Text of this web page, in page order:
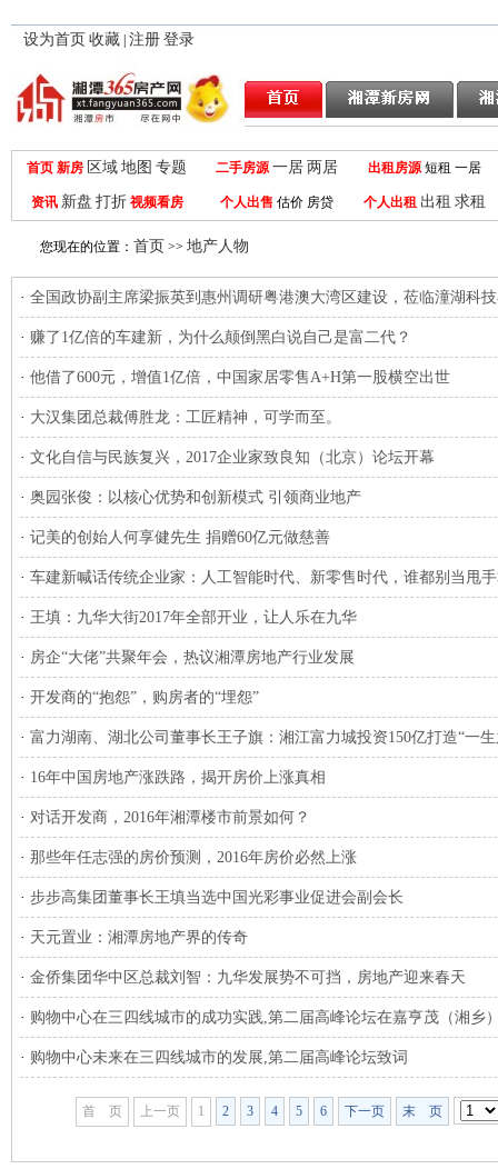
设为首页 收藏 注册 登录
首页 新房 区域 地图 专题 二手房源 一居 两居 出租房源短租 一居
资讯 新盘 打折 视频看房 个人出售 估价 房贷 个人出租 出租 求租
您现在的位置： 首页 >> 地产人物
· 全国政协副主席梁振英到惠州调研粤港澳大湾区建设，莅临潼湖科
· 赚了1亿倍的车建新，为什么颠倒黑白说自己是富二代？
· 他借了600元，增值1亿倍，中国家居零售A+H第一股横空出世
· 大汉集团总裁傅胜龙：工匠精神，可学而至。
· 文化自信与民族复兴，2017企业家致良知（北京）论坛开幕
· 奥园张俊：以核心优势和创新模式 引领商业地产
· 记美的创始人何享健先生 捐赠60亿元做慈善
· 车建新喊话传统企业家：人工智能时代、新零售时代，谁都别当甩
· 王填：九华大街2017年全部开业，让人乐在九华
· 房企“大佬”共聚年会，热议湘潭房地产行业发展
· 开发商的“抱怨”，购房者的“埋怨”
· 富力湖南、湖北公司董事长王子旗：湘江富力城投资150亿打造“一生
· 16年中国房地产涨跌路，揭开房价上涨真相
· 对话开发商，2016年湘潭楼市前景如何？
· 那些年任志强的房价预测，2016年房价必然上涨
· 步步高集团董事长王填当选中国光彩事业促进会副会长
· 天元置业：湘潭房地产界的传奇
· 金侨集团华中区总裁刘智：九华发展势不可挡，房地产迎来春天
· 购物中心在三四线城市的成功实践,第二届高峰论坛在嘉亨茂（湘乡
· 购物中心未来在三四线城市的发展,第二届高峰论坛致词
首 页 上一页 1 2 3 4 5 6 下一页 末 页